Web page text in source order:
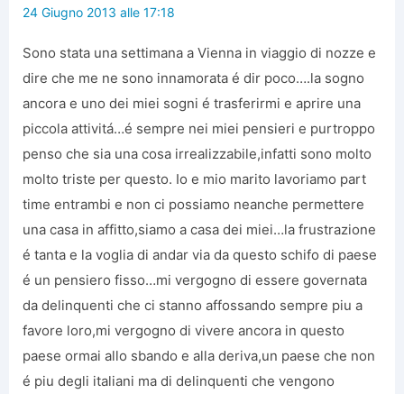
24 Giugno 2013 alle 17:18
Sono stata una settimana a Vienna in viaggio di nozze e
dire che me ne sono innamorata é dir poco….la sogno
ancora e uno dei miei sogni é trasferirmi e aprire una
piccola attivitá…é sempre nei miei pensieri e purtroppo
penso che sia una cosa irrealizzabile,infatti sono molto
molto triste per questo. Io e mio marito lavoriamo part
time entrambi e non ci possiamo neanche permettere
una casa in affitto,siamo a casa dei miei…la frustrazione
é tanta e la voglia di andar via da questo schifo di paese
é un pensiero fisso…mi vergogno di essere governata
da delinquenti che ci stanno affossando sempre piu a
favore loro,mi vergogno di vivere ancora in questo
paese ormai allo sbando e alla deriva,un paese che non
é piu degli italiani ma di delinquenti che vengono